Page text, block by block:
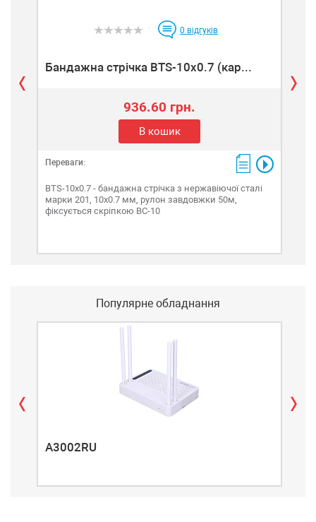
0 відгуків
Бандажна стрічка BTS-10x0.7 (кар...
936.60 грн.
В кошик
Переваги:
BTS-10x0.7 - бандажна стрічка з нержавіючої сталі
марки 201, 10х0.7 мм, рулон завдовжки 50м,
фіксується скріпкою BC-10
Популярне обладнання
A3002RU